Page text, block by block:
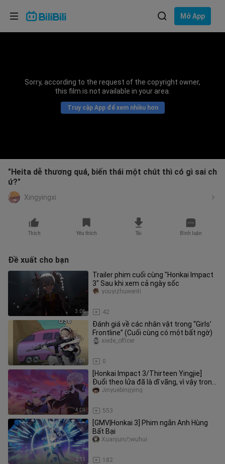
Mở App
Sorry, according to the request of the copyright owner,
this film is not available in your area.
Truy cập App để xem nhiều hơn
"Heita dễ thương quá, biến thái một chút thì có gì sai ch
ứ?"
Xingyingxi
Thích Yêu thích Tải Bình luận
Đề xuất cho bạn
3:06
Trailer phim cuối cùng "Honkai Impact
3" Sau khi xem cả ngày sốc
42
youyizhuwenti
1:01
Đánh giá về các nhân vật trong “Girls’
Frontline” (Cuối cùng có một bất ngờ)
0
xiede_officer
4:01
[Honkai Impact 3/Thirteen Yingjie]
Đuổi theo lửa đã là dĩ vãng, vì vậy trong
tương lai, hãy "vượt lê
553
Jinyuebingying
2:11
[GMV|Honkai 3] Phim ngắn Anh Hùng
Bất Bại
182
Xuanjunのwuhui
Lựa chọn ngôn ngữ
Bahasa Indonesia